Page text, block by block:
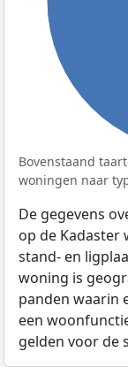
Bovenstaand
woningen naar
De gegevens
op de Kadaster
stand- en
woning is
panden waarin
een
gelden voor de